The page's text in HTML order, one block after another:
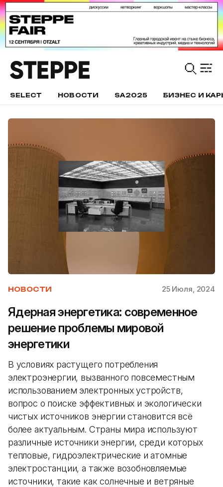
SELECT НОВОСТИ SA2025 БИЗНЕС И
НОВОСТИ 25 Июля, 2024
Ядерная энергетика: современное
решение проблемы мировой
энергетики
В условиях растущего потребления
электроэнергии, вызванного повсеместным
использованием электронных устройств,
вопрос о поиске эффективных и экологически
чистых источников энергии становится всё
более актуальным. Страны мира используют
различные источники энергии, среди которых
тепловые, гидроэлектрические и атомные
электростанции, а также возобновляемые
источники, такие как солнечные и ветряные